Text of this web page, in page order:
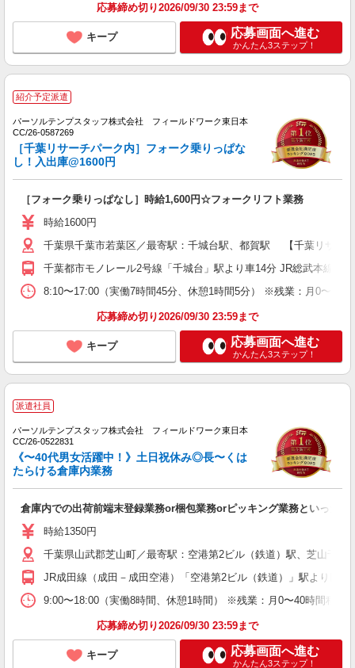
応募締め切り2026/09/30 23:59まで
キープ 応募画面へ進む
かんたん3ステップ！
紹介予定派遣
パーソルテンプスタッフ株式会社 フィールドワーク東日本
CC/26-0587269
［千葉リサーチパーク内］フォーク乗りっぱな
し！入出庫@1600円
［フォーク乗りっぱなし］時給1,600円☆フォークリフト業務
時給1600円
千葉県千葉市若葉区／最寄駅：千城台駅、都賀駅 【千葉リサ
千葉都市モノレール2号線「千城台」駅より車14分 JR総武本線「
8:10〜17:00（実働7時間45分、休憩1時間5分） ※残業：月0〜25
応募締め切り2026/09/30 23:59まで
キープ 応募画面へ進む
かんたん3ステップ！
派遣社員
パーソルテンプスタッフ株式会社 フィールドワーク東日本
CC/26-0522831
《〜40代男女活躍中！》土日祝休み◎長〜くは
たらける倉庫内業務
倉庫内での出荷前端末登録業務or梱包業務orピッキング業務といった軽
時給1350円
千葉県山武郡芝山町／最寄駅：空港第2ビル（鉄道）駅、芝山
JR成田線（成田－成田空港）「空港第2ビル（鉄道）」駅より民
9:00〜18:00（実働8時間、休憩1時間） ※残業：月0〜40時間程
応募締め切り2026/09/30 23:59まで
キープ 応募画面へ進む
かんたん3ステップ！